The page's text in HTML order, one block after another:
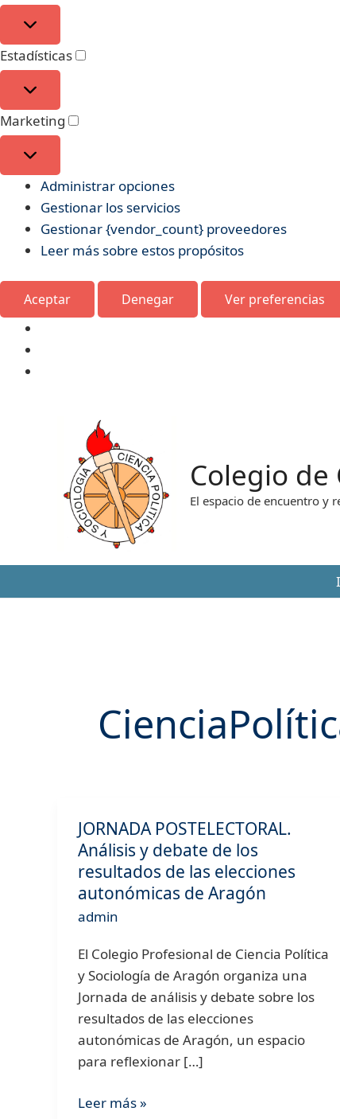
Estadísticas
Marketing
Administrar opciones
Gestionar los servicios
Gestionar {vendor_count} proveedores
Leer más sobre estos propósitos
Aceptar Denegar Ver preferencias
Colegio de
El espacio de encuentro y
JORNADA POSTELECTORAL.
Análisis y debate de los
resultados de las elecciones
autonómicas de Aragón
admin
El Colegio Profesional de Ciencia Política
y Sociología de Aragón organiza una
Jornada de análisis y debate sobre los
resultados de las elecciones
autonómicas de Aragón, un espacio
para reflexionar […]
JORNADA
POSTELECTORAL.
Análisis
y
debate
los
resultados
de
las
elecciones
autonómicas
Aragón
Leer más »